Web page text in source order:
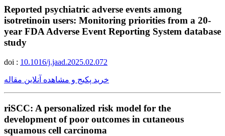
Reported psychiatric adverse events among
isotretinoin users: Monitoring priorities from a 20-
year FDA Adverse Event Reporting System database
study
doi : 10.1016/j.jaad.2025.02.072
خرید پکیج و مشاهده آنلاین مقاله
riSCC: A personalized risk model for the
development of poor outcomes in cutaneous
squamous cell carcinoma